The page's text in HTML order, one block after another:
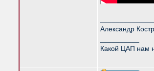
Александр
Какой ЦАП нам